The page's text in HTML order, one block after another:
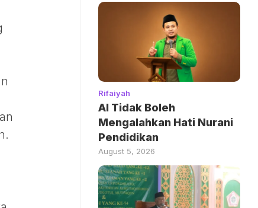
Rifaiyah
AI Tidak Boleh
Mengalahkan Hati Nurani
Pendidikan
August 5, 2026